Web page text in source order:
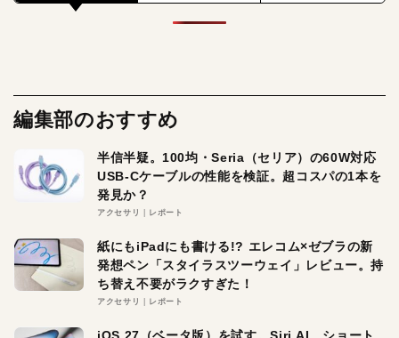
編集部のおすすめ
半信半疑。100均・Seria（セリア）の60W対応
USB-Cケーブルの性能を検証。超コスパの1本を
発見か？
アクセサリ レポート
紙にもiPadにも書ける!? エレコム×ゼブラの新
発想ペン「スタイラスツーウェイ」レビュー。持
ち替え不要がラクすぎた！
アクセサリ レポート